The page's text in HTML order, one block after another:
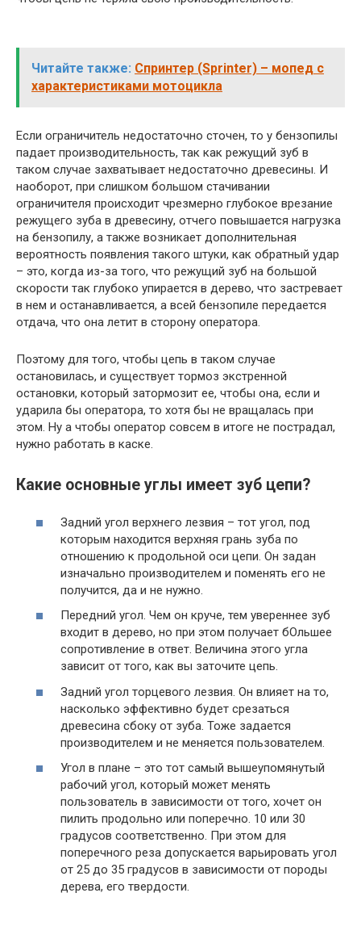
Читайте также: Спринтер (Sprinter) – мопед с
характеристиками мотоцикла
Если ограничитель недостаточно сточен, то у бензопилы
падает производительность, так как режущий зуб в
таком случае захватывает недостаточно древесины. И
наоборот, при слишком большом стачивании
ограничителя происходит чрезмерно глубокое врезание
режущего зуба в древесину, отчего повышается нагрузка
на бензопилу, а также возникает дополнительная
вероятность появления такого штуки, как обратный удар
– это, когда из-за того, что режущий зуб на большой
скорости так глубоко упирается в дерево, что застревает
в нем и останавливается, а всей бензопиле передается
отдача, что она летит в сторону оператора.
Поэтому для того, чтобы цепь в таком случае
остановилась, и существует тормоз экстренной
остановки, который затормозит ее, чтобы она, если и
ударила бы оператора, то хотя бы не вращалась при
этом. Ну а чтобы оператор совсем в итоге не пострадал,
нужно работать в каске.
Какие основные углы имеет зуб цепи?
Задний угол верхнего лезвия – тот угол, под
которым находится верхняя грань зуба по
отношению к продольной оси цепи. Он задан
изначально производителем и поменять его не
получится, да и не нужно.
Передний угол. Чем он круче, тем увереннее зуб
входит в дерево, но при этом получает бОльшее
сопротивление в ответ. Величина этого угла
зависит от того, как вы заточите цепь.
Задний угол торцевого лезвия. Он влияет на то,
насколько эффективно будет срезаться
древесина сбоку от зуба. Тоже задается
производителем и не меняется пользователем.
Угол в плане – это тот самый вышеупомянутый
рабочий угол, который может менять
пользователь в зависимости от того, хочет он
пилить продольно или поперечно. 10 или 30
градусов соответственно. При этом для
поперечного реза допускается варьировать угол
от 25 до 35 градусов в зависимости от породы
дерева, его твердости.